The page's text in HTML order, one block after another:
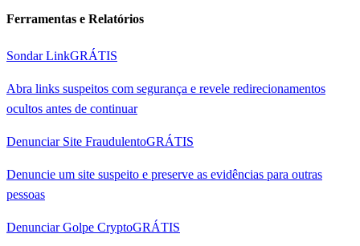
Ferramentas e Relatórios
Sondar LinkGRÁTIS
Abra links suspeitos com segurança e revele redirecionamentos
ocultos antes de continuar
Denunciar Site FraudulentoGRÁTIS
Denuncie um site suspeito e preserve as evidências para outras
pessoas
Denunciar Golpe CryptoGRÁTIS